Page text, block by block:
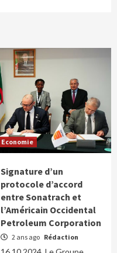
Economie
Signature d’un
protocole d’accord
entre Sonatrach et
l’Américain Occidental
Petroleum Corporation
2 ans ago Rédaction